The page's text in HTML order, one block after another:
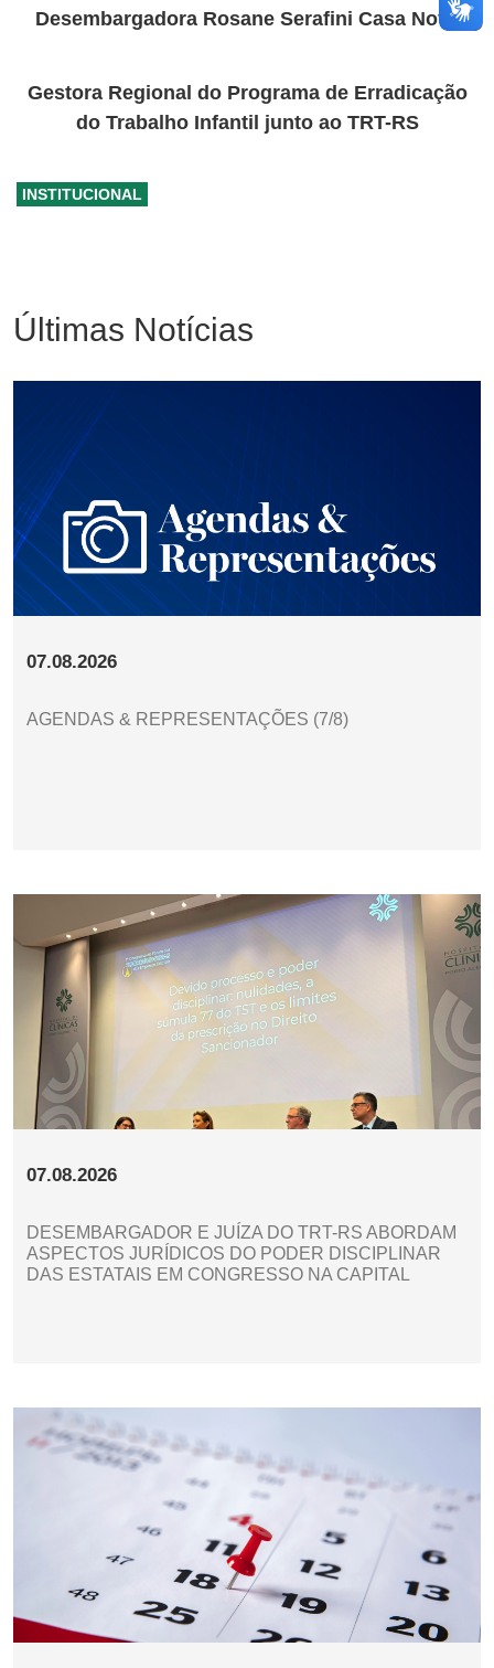
Desembargadora Rosane Serafini Casa Nova
Gestora Regional do Programa de Erradicação
do Trabalho Infantil junto ao TRT-RS
INSTITUCIONAL
Últimas Notícias
07.08.2026
AGENDAS & REPRESENTAÇÕES (7/8)
07.08.2026
DESEMBARGADOR E JUÍZA DO TRT-RS ABORDAM
ASPECTOS JURÍDICOS DO PODER DISCIPLINAR
DAS ESTATAIS EM CONGRESSO NA CAPITAL